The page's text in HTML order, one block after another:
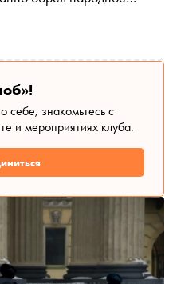
по анархо-
компании и
видят в Трампе
ждать новых всплесков
себе, знакомьтесь с
и мероприятиях клуба.